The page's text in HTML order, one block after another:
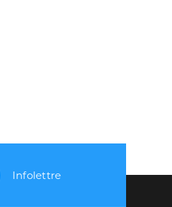
Infolettre